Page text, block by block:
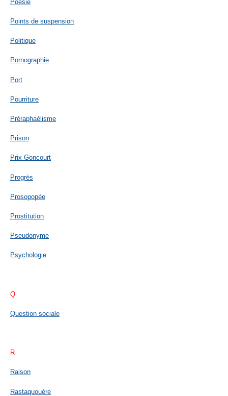
Poésie
Points de suspension
Politique
Pornographie
Port
Pourriture
Préraphaélisme
Prison
Prix Goncourt
Progrès
Prosopopée
Prostitution
Pseudonyme
Psychologie
Q
Question sociale
R
Raison
Rastaquouère